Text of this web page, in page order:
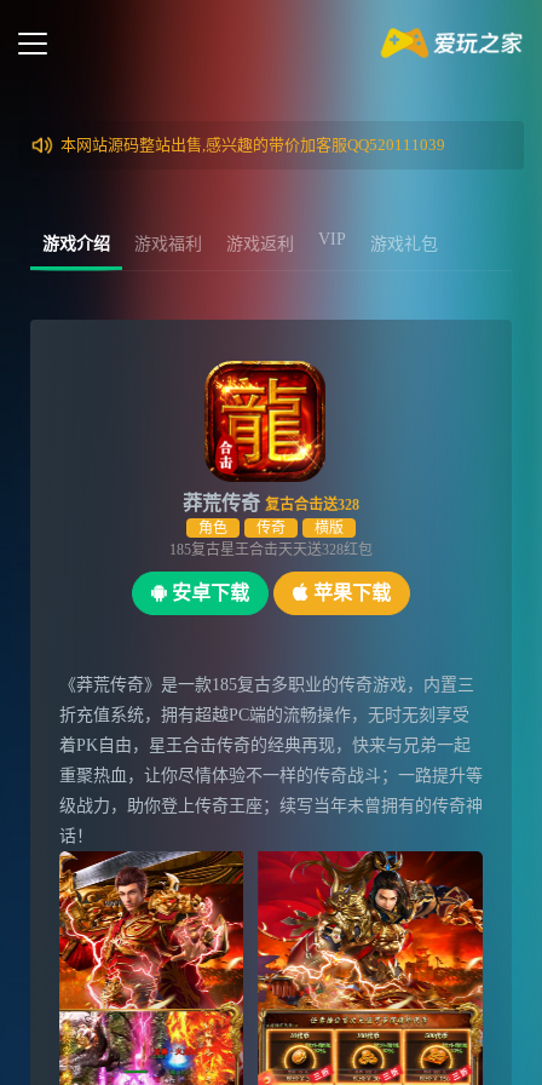
本网站源码整站出售,感兴趣的带价加客服QQ520111039
游戏介绍 游戏福利 游戏返利 VIP 游戏礼包
莽荒传奇 复古合击送328
角色
传奇
横版
185复古星王合击天天送328红包
安卓下载 苹果下载
《莽荒传奇》是一款185复古多职业的传奇游戏，内置三
折充值系统，拥有超越PC端的流畅操作，无时无刻享受
着PK自由，星王合击传奇的经典再现，快来与兄弟一起
重聚热血，让你尽情体验不一样的传奇战斗；一路提升等
级战力，助你登上传奇王座；续写当年未曾拥有的传奇神
话！